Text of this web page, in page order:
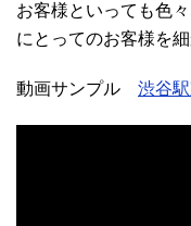
お客様といっても色
にとってのお客様を
動画サンプル 渋谷